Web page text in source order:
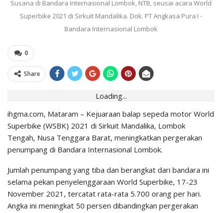
Susana di Bandara Internasional Lombok, NTB, seusai acara World
Superbike 2021 di Sirkuit Mandalika. Dok. PT Angkasa Pura I -
Bandara Internasional Lombok
0
Share
Loading...
ihgma.com, Mataram – Kejuaraan balap sepeda motor World
Superbike (WSBK) 2021 di Sirkuit Mandalika, Lombok
Tengah, Nusa Tenggara Barat, meningkatkan pergerakan
penumpang di Bandara Internasional Lombok.
Jumlah penumpang yang tiba dan berangkat dari bandara ini
selama pekan penyelenggaraan World Superbike, 17-23
November 2021, tercatat rata-rata 5.700 orang per hari.
Angka ini meningkat 50 persen dibandingkan pergerakan